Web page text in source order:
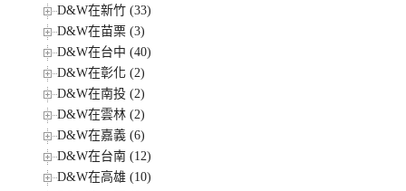
D&W在新竹 (33)
D&W在苗栗 (3)
D&W在台中 (40)
D&W在彰化 (2)
D&W在南投 (2)
D&W在雲林 (2)
D&W在嘉義 (6)
D&W在台南 (12)
D&W在高雄 (10)